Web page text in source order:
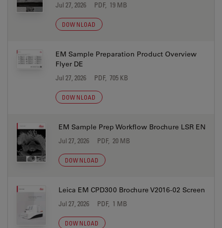
Jul 27, 2026 PDF, 19 MB
DOWNLOAD
EM Sample Preparation Product Overview
Flyer DE
Jul 27, 2026 PDF, 705 KB
DOWNLOAD
EM Sample Prep Workflow Brochure LSR EN
Jul 27, 2026 PDF, 20 MB
DOWNLOAD
Leica EM CPD300 Brochure V2016-02 Screen
Jul 27, 2026 PDF, 1 MB
DOWNLOAD